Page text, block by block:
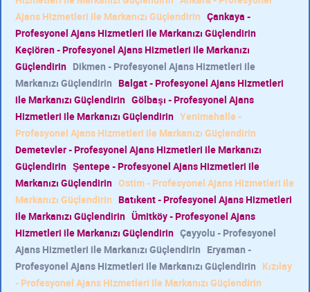
Ajans Hizmetleri ile Markanızı Güçlendirin Çankaya -
Profesyonel Ajans Hizmetleri ile Markanızı Güçlendirin
Keçiören - Profesyonel Ajans Hizmetleri ile Markanızı
Güçlendirin Dikmen - Profesyonel Ajans Hizmetleri ile
Markanızı Güçlendirin Balgat - Profesyonel Ajans Hizmetleri
ile Markanızı Güçlendirin Gölbaşı - Profesyonel Ajans
Hizmetleri ile Markanızı Güçlendirin Yenimahalle -
Profesyonel Ajans Hizmetleri ile Markanızı Güçlendirin
Demetevler - Profesyonel Ajans Hizmetleri ile Markanızı
Güçlendirin Şentepe - Profesyonel Ajans Hizmetleri ile
Markanızı Güçlendirin Ostim - Profesyonel Ajans Hizmetleri ile
Markanızı Güçlendirin Batıkent - Profesyonel Ajans Hizmetleri
ile Markanızı Güçlendirin Ümitköy - Profesyonel Ajans
Hizmetleri ile Markanızı Güçlendirin Çayyolu - Profesyonel
Ajans Hizmetleri ile Markanızı Güçlendirin Eryaman -
Profesyonel Ajans Hizmetleri ile Markanızı Güçlendirin Kızılay
- Profesyonel Ajans Hizmetleri ile Markanızı Güçlendirin